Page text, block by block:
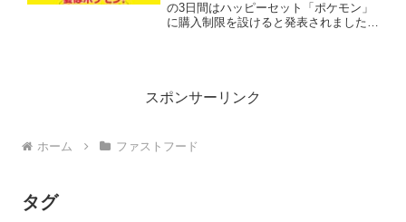
の3日間はハッピーセット「ポケモン」
に購入制限を設けると発表されました。
スポンサーリンク
ホーム ファストフード
タグ